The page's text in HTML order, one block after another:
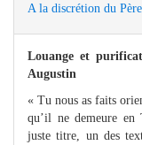
A la discrétion du Père
Louange et
Augustin
« Tu nous as faits
qu’il ne demeure en
juste titre, un des